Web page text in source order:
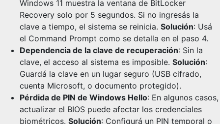
Windows 11 muestra la ventana de BitLocker
Recovery solo por 5 segundos. Si no ingresás la
clave a tiempo, el sistema se reinicia. Solución: Usá
el Command Prompt como se detalla en el paso 4.
Dependencia de la clave de recuperación: Sin la
clave, el acceso al sistema es imposible. Solución:
Guardá la clave en un lugar seguro (USB cifrado,
cuenta Microsoft, o documento protegido).
Pérdida de PIN de Windows Hello: En algunos casos,
actualizar el BIOS puede afectar los credenciales
biométricos. Solución: Configurá un PIN temporal o